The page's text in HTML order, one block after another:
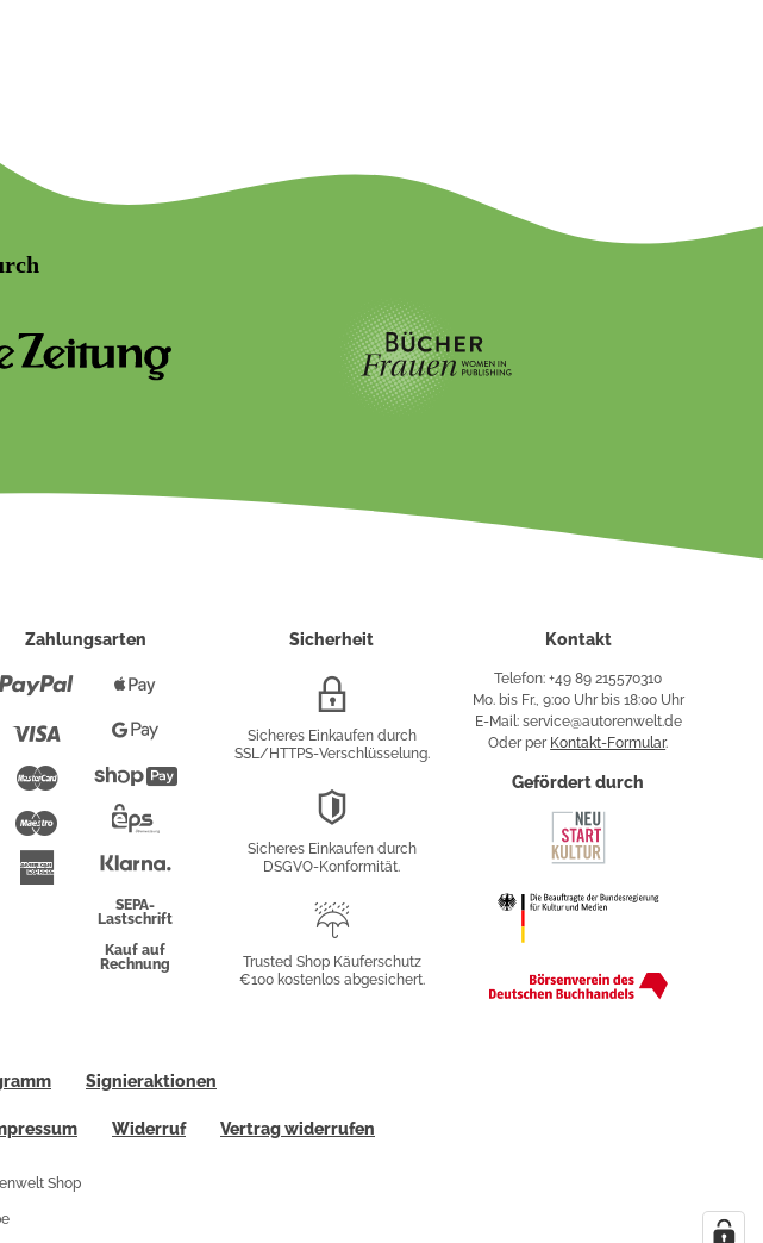
Zahlungsarten
Paypal
Mastercard
Maestro
American
Express
Pay
PayShopify
Überweisung
SEPA-
Lastschrift
Kauf auf
Rechnung
Sicherheit
Verschlüsselung
Sicheres Einkaufen durch
SSL/HTTPS-Verschlüsselung.
Sicheres Einkaufen durch
DSGVO-Konformität.
Käuferschutz
Trusted Shop Käuferschutz
€100 kostenlos abgesichert.
Kontakt
Telefon: +49 89 215570310
Mo. bis Fr., 9:00 Uhr bis 18:00 Uhr
E-Mail: service@autorenwelt.de
Oder per Kontakt-Formular.
Gefördert durch
Signieraktionen
Widerruf Vertrag widerrufen
Shop